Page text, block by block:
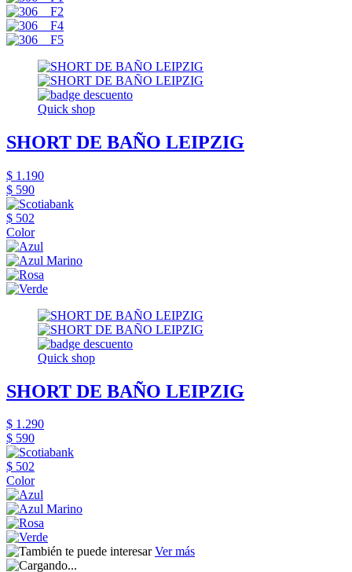
Quick shop
SHORT DE BAÑO LEIPZIG
$ 1.190
$ 590
$ 502
Color
Quick shop
SHORT DE BAÑO LEIPZIG
$ 1.290
$ 590
$ 502
Color
Ver más